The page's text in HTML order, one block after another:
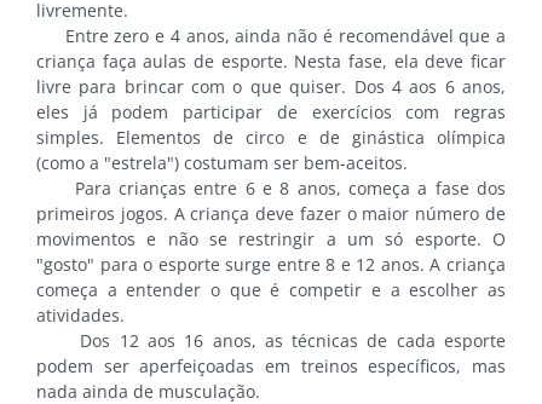
livremente.
Entre zero e 4 anos, ainda não é recomendável que a
criança faça aulas de esporte. Nesta fase, ela deve ficar
livre para brincar com o que quiser. Dos 4 aos 6 anos,
eles já podem participar de exercícios com regras
simples. Elementos de circo e de ginástica olímpica
(como a "estrela") costumam ser bem-aceitos.
Para crianças entre 6 e 8 anos, começa a fase dos
primeiros jogos. A criança deve fazer o maior número de
movimentos e não se restringir a um só esporte. O
"gosto" para o esporte surge entre 8 e 12 anos. A criança
começa a entender o que é competir e a escolher as
atividades.
Dos 12 aos 16 anos, as técnicas de cada esporte
podem ser aperfeiçoadas em treinos específicos, mas
nada ainda de musculação.